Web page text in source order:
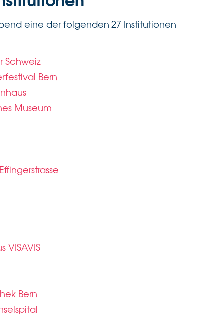
eine der folgenden 27 Institutionen
Schweiz
Bern
Museum
VISAVIS
Bern